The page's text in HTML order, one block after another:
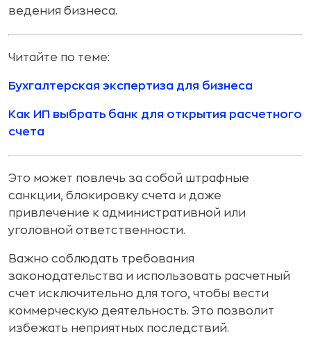
ведения бизнеса.
Читайте по теме:
Бухгалтерская экспертиза для бизнеса
Как ИП выбрать банк для открытия расчетного
счета
Это может повлечь за собой штрафные
санкции, блокировку счета и даже
привлечение к административной или
уголовной ответственности.
Важно соблюдать требования
законодательства и использовать расчетный
счет исключительно для того, чтобы вести
коммерческую деятельность. Это позволит
избежать неприятных последствий.